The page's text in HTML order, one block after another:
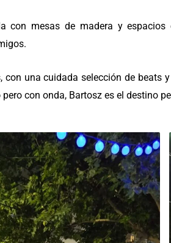
con mesas de madera y
con una cuidada selección de beats
con onda, Bartosz es el destino